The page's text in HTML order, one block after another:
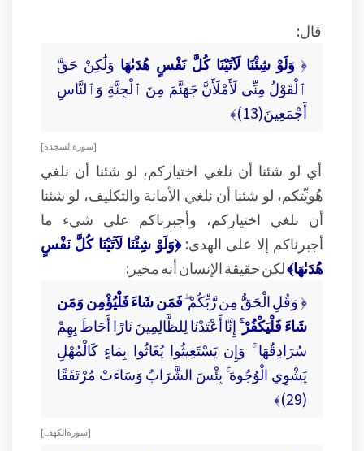
قال:
﴿ وَلَوْ شِئْنَا لَآتَيْنَا كُلَّ نَفْسٍ هُدَىٰهَا وَلَٰكِنْ حَقَّ
ٱلْقَوْلُ مِنِّى لَأَمْلَأَنَّ جَهَنَّمَ مِنَ ٱلْجِنَّةِ وَٱلنَّاسِ
أَجْمَعِينَ(13)﴾
[ سورة السجدة ]
أي لو شئنا أن نلغي اختياركم، لو شئنا أن نلغي
هُويِّتكم، لو شئنا أن نلغي الأمانة والتكليف، لو شئنا
أن نلغي اختياركم، وأجبرناكم على شيء ما
أجبرناكم إلا على الهدى:﴿وَلَوْ شِئْنَا لَآتَيْنَا كُلَّ نَفْسٍ
هُدَىٰهَا﴾لكن حقيقة الإنسان أنه مخير:
﴿ وَقُلِ الْحَقُّ مِن رَّبِّكُمْ ۖفَمَن شَاءَ فَلْيُؤْمِن وَمَن
شَاءَ فَلْيَكْفُرْ ۚإِنَّا أَعْتَدْنَا لِلظَّالِمِينَ نَارًا أَحَاطَ بِهِمْ
سُرَادِقُهَا ۚ وَإِن يَسْتَغِيثُوا يُغَاثُوا بِمَاءٍ كَالْمُهْلِ
يَشْوِي الْوُجُوهَ ۚ بِئْسَ الشَّرَابُ وَسَاءَتْ مُرْتَفَقًا
(29)﴾
[ سورة الكهف ]